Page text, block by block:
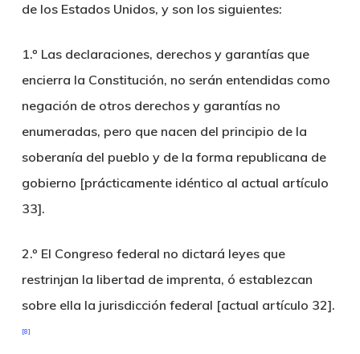
de los Estados Unidos, y son los siguientes:
1.º Las declaraciones, derechos y garantías que
encierra la Constitución, no serán entendidas como
negación de otros derechos y garantías no
enumeradas, pero que nacen del principio de la
soberanía del pueblo y de la forma republicana de
gobierno [prácticamente idéntico al actual artículo
33].
2.º El Congreso federal no dictará leyes que
restrinjan la libertad de imprenta, ó establezcan
sobre ella la jurisdicción federal [actual artículo 32].
[8]